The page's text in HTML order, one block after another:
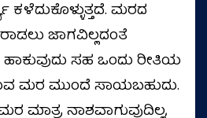
ಕಳೆದುಕೊಳ್ಳುತ್ತದೆ. ಮರದ
ಜಾಗವಿಲ್ಲದಂತೆ
ಸಹ ಒಂದು ರೀತಿಯ
ಮರ ಮುಂದೆ ಸಾಯಬಹುದು.
ಮಾತ್ರ ನಾಶವಾಗುವುದಿಲ್ಲ,